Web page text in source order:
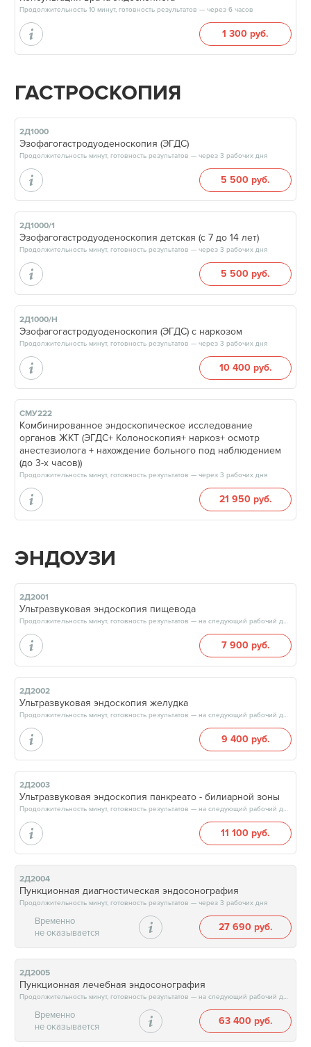
Продолжительность 10 минут, готовность результатов — через 6 часов
1 300 руб.
ГАСТРОСКОПИЯ
2Д1000
Эзофагогастродуоденоскопия (ЭГДС)
Продолжительность минут, готовность результатов — через 3 рабочих дня
5 500 руб.
2Д1000/1
Эзофагогастродуоденоскопия детская (с 7 до 14 лет)
Продолжительность минут, готовность результатов — через 3 рабочих дня
5 500 руб.
2Д1000/Н
Эзофагогастродуоденоскопия (ЭГДС) с наркозом
Продолжительность минут, готовность результатов — через 3 рабочих дня
10 400 руб.
СМУ222
Комбинированное эндоскопическое исследование
органов ЖКТ (ЭГДС+ Колоноскопия+ наркоз+ осмотр
анестезиолога + нахождение больного под наблюдением
(до 3-х часов))
Продолжительность минут, готовность результатов — через 3 рабочих дня
21 950 руб.
ЭНДОУЗИ
2Д2001
Ультразвуковая эндоскопия пищевода
Продолжительность минут, готовность результатов — на следующий рабочий день
7 900 руб.
2Д2002
Ультразвуковая эндоскопия желудка
Продолжительность минут, готовность результатов — на следующий рабочий день
9 400 руб.
2Д2003
Ультразвуковая эндоскопия панкреато - билиарной зоны
Продолжительность минут, готовность результатов — на следующий рабочий день
11 100 руб.
2Д2004
Пункционная диагностическая эндосонография
Продолжительность минут, готовность результатов — через 3 рабочих дня
Временно
не оказывается
27 690 руб.
2Д2005
Пункционная лечебная эндосонография
Продолжительность минут, готовность результатов — на следующий рабочий день
Временно
не оказывается
63 400 руб.